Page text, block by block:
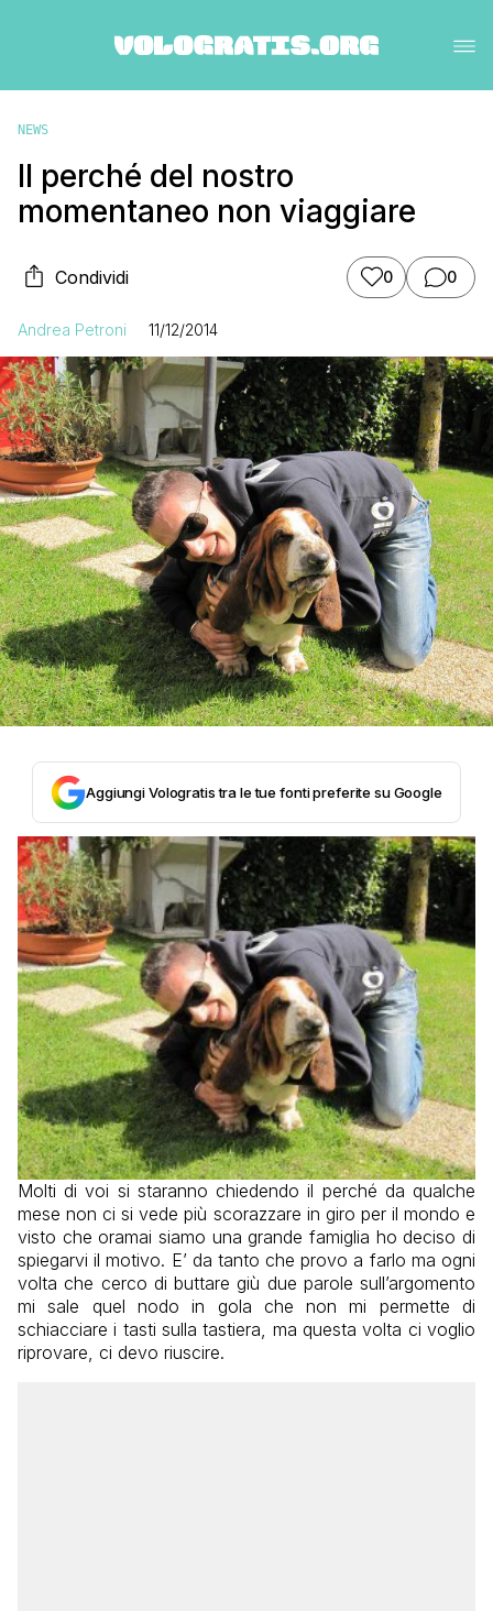
NEWS
Il perché del nostro
momentaneo non viaggiare
Condividi 0 0
Andrea Petroni 11/12/2014
Aggiungi Vologratis tra le tue fonti preferite su Google
Molti di voi si staranno chiedendo il perché da qualche
mese non ci si vede più scorazzare in giro per il mondo e
visto che oramai siamo una grande famiglia ho deciso di
spiegarvi il motivo. E’ da tanto che provo a farlo ma ogni
volta che cerco di buttare giù due parole sull’argomento
mi sale quel nodo in gola che non mi permette di
schiacciare i tasti sulla tastiera, ma questa volta ci voglio
riprovare, ci devo riuscire.